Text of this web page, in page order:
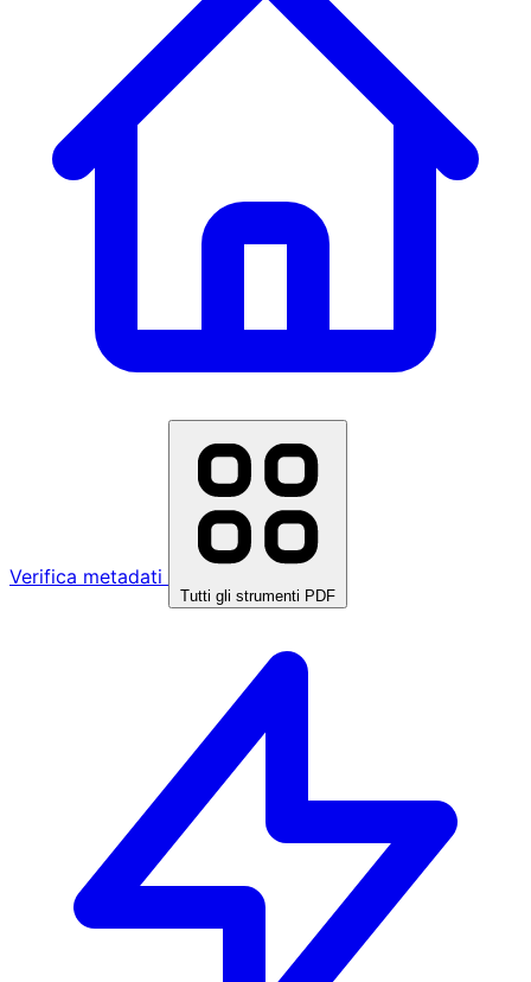
Verifica metadati
Tutti gli strumenti PDF